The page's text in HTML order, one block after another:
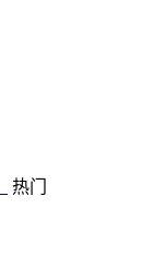
热门